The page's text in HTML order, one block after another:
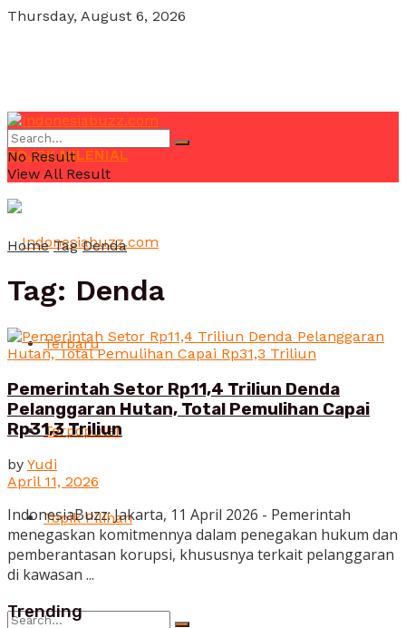
Thursday, August 6, 2026
POJOK MILENIAL
Terbaru
Terpopuler
Topik Pilihan
No Result
View All Result
Home Tag Denda
Tag: Denda
Pemerintah Setor Rp11,4 Triliun Denda
Pelanggaran Hutan, Total Pemulihan Capai
Rp31,3 Triliun
by Yudi
April 11, 2026
IndonesiaBuzz: Jakarta, 11 April 2026 - Pemerintah
menegaskan komitmennya dalam penegakan hukum dan
pemberantasan korupsi, khususnya terkait pelanggaran
di kawasan ...
Trending